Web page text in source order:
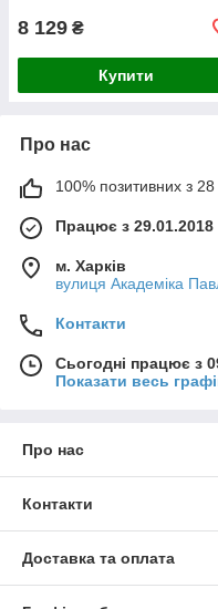
8 129 ₴
Купити
Про нас
100% позитивних з 28
Працює з 29.01.2018
м. Харків
вулиця Академіка
Контакти
Сьогодні працює з
Показати весь
Про нас
Контакти
Доставка та оплата